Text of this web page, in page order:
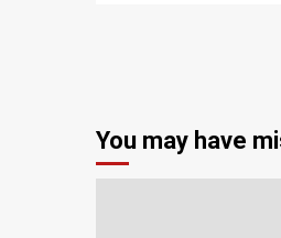
You may have